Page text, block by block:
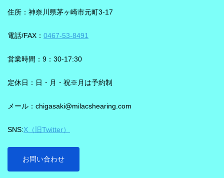
ことばと不要な雑音のコントラストをつくる方向で働くことが特
やすくする設計と考えると理解しやすいです。 DNNチップで、騒
Neural Network）チップが搭載されています。 このDNNチップは
を支える役割を担うと説明されています。 さらに、このチップが
作し、1日あたり4.9兆回の演算を行うとされています。 「インテ
ビビアの注目機能の一つが「インテリジェンス フォーカス」で
ストをつけることで、より聞き取りを助ける会話学習を利用した
雑音抑制機能です。※9クラスのみ搭載 重要なのは、この機能
ズ」ならより聞き取りやすくしてくれます。 デモ動画で確認 🔽ス
もロックオン機能を使えば、言葉の聞き取りが25％アップ！
住所：神奈川県茅ヶ崎市元町3-17
電話/FAX： 0467-53-8491
営業時間：9：30-17:30
定休日：日・月・祝※月は予約制
メール：chigasaki@milacshearing.com
SNS:X（旧Twitter）
お問い合わせ